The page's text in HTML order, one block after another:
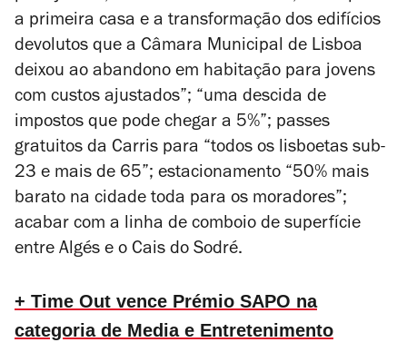
a primeira casa e a transformação dos edifícios
devolutos que a Câmara Municipal de Lisboa
deixou ao abandono em habitação para jovens
com custos ajustados”; “uma descida de
impostos que pode chegar a 5%”; passes
gratuitos da Carris para “todos os lisboetas sub-
23 e mais de 65”; estacionamento “50% mais
barato na cidade toda para os moradores”;
acabar com a linha de comboio de superfície
entre Algés e o Cais do Sodré.
+ Time Out vence Prémio SAPO na
categoria de Media e Entretenimento